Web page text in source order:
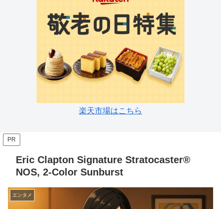
楽天市場はこちら
PR
Eric Clapton Signature Stratocaster®
NOS, 2-Color Sunburst
エンタメ